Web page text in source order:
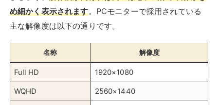
め細かく表示されます。PCモニターで採用されている
主な解像度は以下の通りです。
名称 解像度
Full HD 1920×1080
WQHD 2560×1440